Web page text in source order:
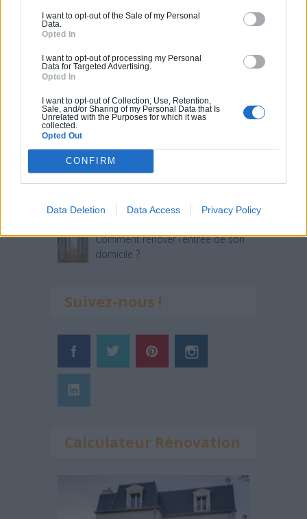
I want to opt-out of the Sale of my Personal
Data.
Opted In
I want to opt-out of processing my Personal
Data for Targeted Advertising.
Opted In
I want to opt-out of Collection, Use, Retention,
Sale, and/or Sharing of my Personal Data that Is
Unrelated with the Purposes for which it was
collected.
Opted Out
CONFIRM
Data Deletion Data Access Privacy Policy
Articles récents
Jardin devant la maison : Top 5
Comment choisir un claustra pour
son extérieur ?
Comment aménager l’entrée
extérieure de sa maison ?
conseils pour garder sa maison au
Comment rénover l’entrée de son
domicile ?
Suivez-nous !
Calculateur Rénovation